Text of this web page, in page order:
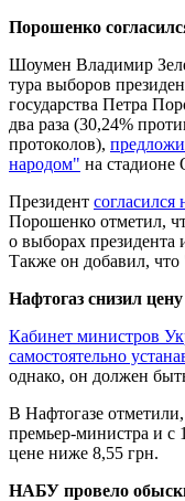
Порошенко
Шоумен Владимир
тура выборов
государства Петра
два раза (30,24%
протоколов),
народом" на
Президент согласился
Порошенко отметил,
о выборах президента
Также он добавил,
Нафтогаз снизил
Кабинет министров
самостоятельно
однако, он должен
В Нафтогазе
премьер-министра и с
цене ниже 8,55 грн.
НАБУ провело